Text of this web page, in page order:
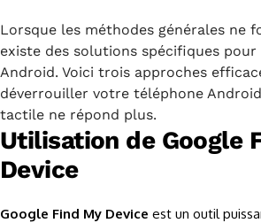
Lorsque les méthodes générales ne
existe des solutions spécifiques pour
Android. Voici trois approches
déverrouiller votre téléphone
tactile ne répond plus.
Utilisation de Google
Device
Google Find My Device est un outil